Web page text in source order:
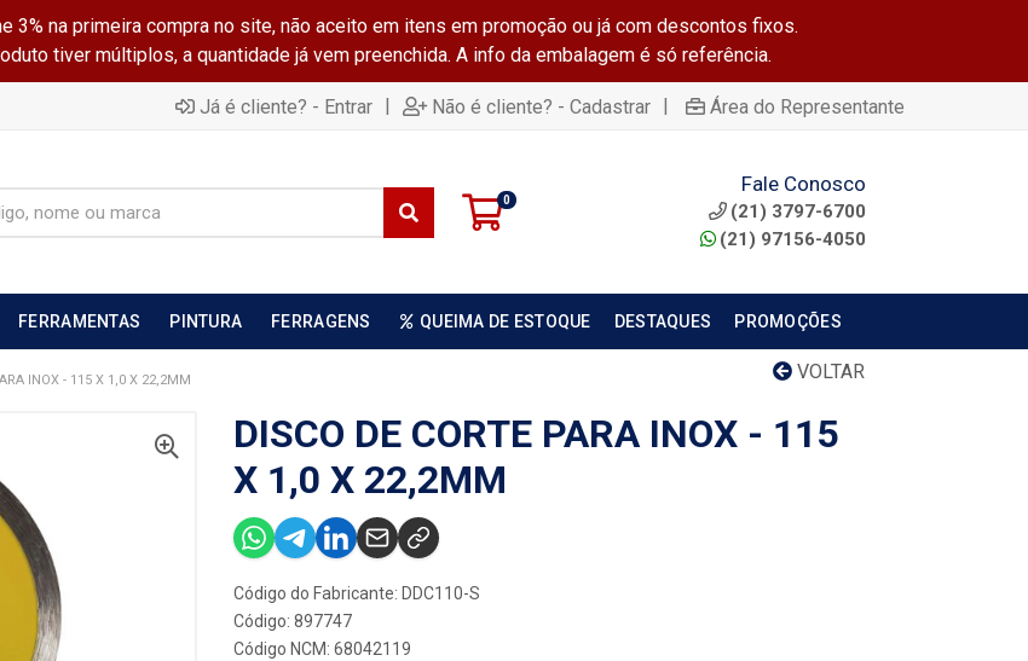
3% na primeira compra no site, não aceito em itens em promoção ou já com descontos fixos.
tiver múltiplos, a quantidade já vem preenchida. A info da embalagem é só referência.
Já é cliente? - Entrar | Não é cliente? - Cadastrar | Área do Representante
0
Fale Conosco
(21) 3797-6700
(21) 97156-4050
FERRAMENTAS PINTURA FERRAGENS QUEIMA DE ESTOQUE DESTAQUES PROMOÇÕES
VOLTAR
INOX - 115 X 1,0 X 22,2MM
DISCO DE CORTE PARA INOX - 115
X 1,0 X 22,2MM
Código do Fabricante: DDC110-S
Código: 897747
Código NCM: 68042119